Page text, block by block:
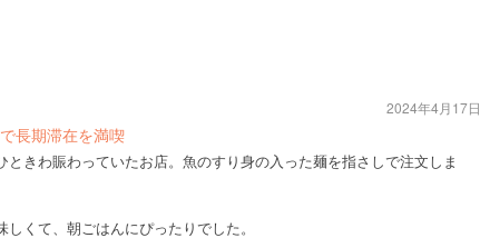
長期滞在を満喫
ときわ賑わっていたお店。魚のすり身の入った麺を指さしで注文しま
くて、朝ごはんにぴったりでした。
2024年4月17日